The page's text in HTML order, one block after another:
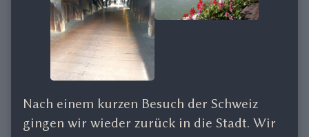
Nach einem kurzen Besuch der Schweiz
gingen wir wieder zurück in die Stadt. Wir